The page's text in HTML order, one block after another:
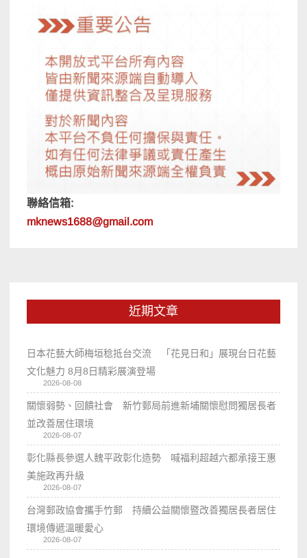
聯絡信箱:
mknews1688@gmail.com
近期文章
日本花藝大師梅垣稔抵台交流 「花見日和」展現台日花藝
文化魅力 8月8日精彩展演登場
2026-08-08
關懷弱勢、回饋社會 新竹郵局前進新埔關懷慰問獨居長者
並改善居住環境
2026-08-07
彰化縣長參選人魏平政彰化造勢 喊福利超越六都承接王惠
美施政再升級
2026-08-07
台灣郵政協會攜手竹郵 持續公益關懷暨改善獨居長者居住
環境傳遞溫暖愛心
2026-08-07